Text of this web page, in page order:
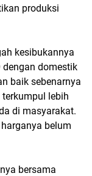
produksi
kesibukannya
dengan domestik
baik sebenarnya
lebih
di masyarakat.
belum
bersama